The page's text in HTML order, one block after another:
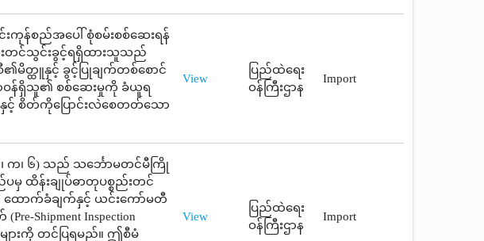
န်စည်အပေါ် စုံစမ်းစစ်ဆေးရန်
ားတင်သွင်းခွင့်ရရှိထားသူသည်
၏မိတ္ထူနှင့် ခွင့်ပြုချက်တစ်စောင်
ဝန်ရှိသူ၏ စစ်ဆေးမှုကို ခံယူရ
င့် စိတ်ကိုပြောင်းလဲစေတတ်သော
View
ပြည်ထဲရေး
ဝန်ကြီးဌာန
Import
၊ က၊ ၆) သည် သင်္ဘောမတင်မီကြို
မှ ထိန်းချုပ်ဓာတုပစ္စည်းတင်
ထောက်ခံချက်နှင့် ယင်းကော်မတီ
Inspection
ျားကို တင်ပြရမည်။ ဤစီမံ
View
ပြည်ထဲရေး
ဝန်ကြီးဌာန
Import